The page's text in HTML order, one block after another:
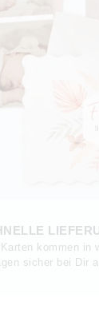
kommen in
sicher bei Dir